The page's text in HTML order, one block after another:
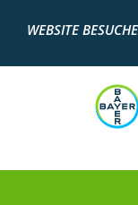
WEBSITE